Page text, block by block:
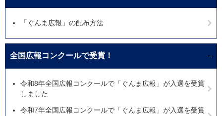
「ぐんま広報」の配布方法
全国広報コンクールで受賞！
令和8年全国広報コンクールで「ぐんま広報」が入選を受賞
しました
令和7年全国広報コンクールで「ぐんま広報」が入選を受賞